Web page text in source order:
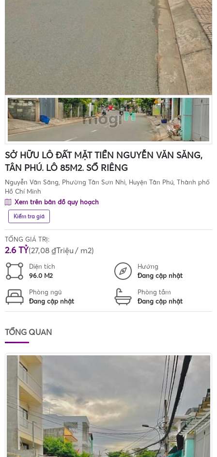
SỞ HỮU LÔ ĐẤT MẶT TIỀN NGUYỄN VĂN SĂNG,
TÂN PHÚ. LÔ 85M2. SỔ RIÊNG
Nguyễn Văn Săng, Phường Tân Sơn Nhì, Huyện Tân Phú, Thành phố
Hồ Chí Minh
Xem trên bản đồ quy hoạch
Kiểm tra giá
TỔNG GIÁ TRỊ:
2.6 TỶ(27,08 ₫Triệu / m2)
Diện tích
96.0 M2
Hướng
Đang cập nhật
Phòng ngủ
Đang cập nhật
Phòng tắm
Đang cập nhật
TỔNG QUAN